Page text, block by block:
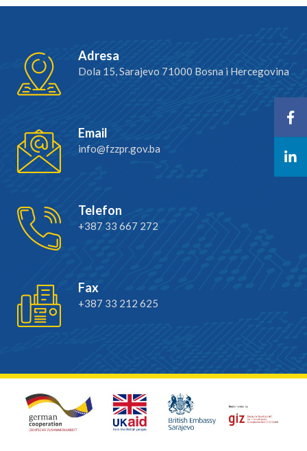
Adresa
Dola 15, Sarajevo 71000 Bosna i Hercegovina
Email
info@fzzpr.gov.ba
Telefon
+387 33 667 272
Fax
+387 33 212 625